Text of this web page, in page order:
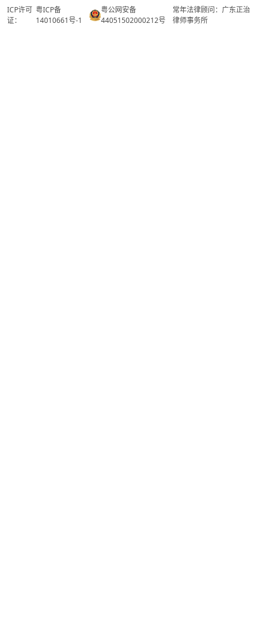
ICP许可
证：
粤ICP备
14010661号-1
粤公网安备
44051502000212号
常年法律顾问：广东正治
律师事务所